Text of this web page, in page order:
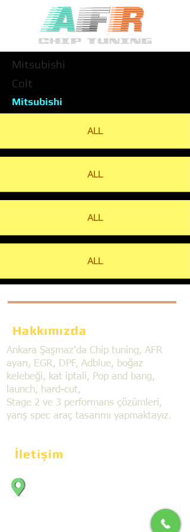
Mitsubishi
Colt
Mitsubishi
ALL
ALL
ALL
ALL
Hakkımızda
Ankara Şaşmaz'da Chip tuning, AFR
ayarı, EGR, DPF, Adblue, boğaz
kelebeği, kat iptali, Pop and bang,
launch, hard-cut,
Stage 2 ve 3 performans çözümleri,
yarış spec araç tasarımı yapmaktayız.
İletişim